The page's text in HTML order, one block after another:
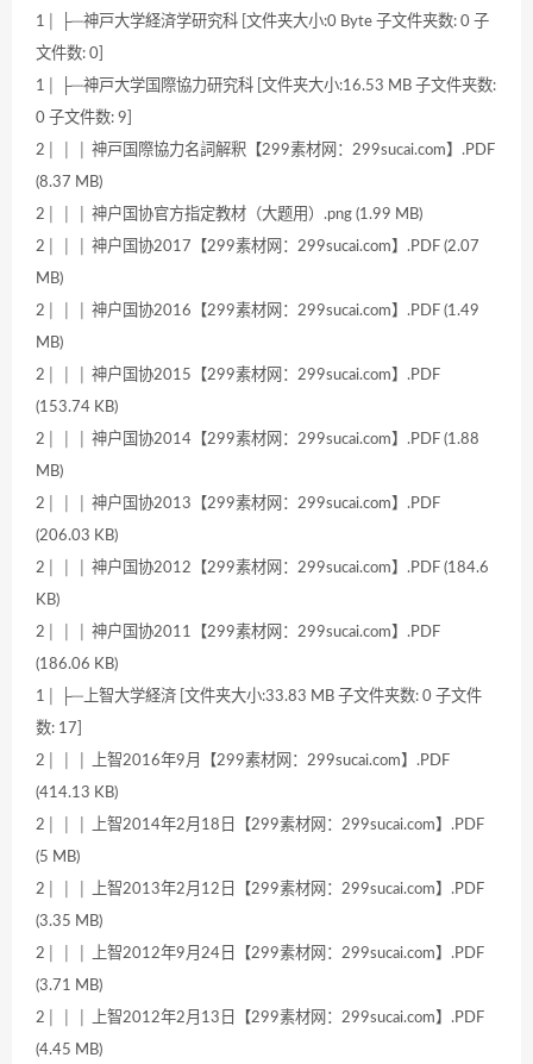
1│ ├─神戸大学経済学研究科 [文件夹大小:0 Byte 子文件夹数: 0 子
文件数: 0]
1│ ├─神戸大学国際協力研究科 [文件夹大小:16.53 MB 子文件夹数:
0 子文件数: 9]
2│ │ │ 神戸国際協力名詞解釈【299素材网：299sucai.com】.PDF
(8.37 MB)
2│ │ │ 神户国协官方指定教材（大题用）.png (1.99 MB)
2│ │ │ 神户国协2017【299素材网：299sucai.com】.PDF (2.07
MB)
2│ │ │ 神户国协2016【299素材网：299sucai.com】.PDF (1.49
MB)
2│ │ │ 神户国协2015【299素材网：299sucai.com】.PDF
(153.74 KB)
2│ │ │ 神户国协2014【299素材网：299sucai.com】.PDF (1.88
MB)
2│ │ │ 神户国协2013【299素材网：299sucai.com】.PDF
(206.03 KB)
2│ │ │ 神户国协2012【299素材网：299sucai.com】.PDF (184.6
KB)
2│ │ │ 神户国协2011【299素材网：299sucai.com】.PDF
(186.06 KB)
1│ ├─上智大学経済 [文件夹大小:33.83 MB 子文件夹数: 0 子文件
数: 17]
2│ │ │ 上智2016年9月【299素材网：299sucai.com】.PDF
(414.13 KB)
2│ │ │ 上智2014年2月18日【299素材网：299sucai.com】.PDF
(5 MB)
2│ │ │ 上智2013年2月12日【299素材网：299sucai.com】.PDF
(3.35 MB)
2│ │ │ 上智2012年9月24日【299素材网：299sucai.com】.PDF
(3.71 MB)
2│ │ │ 上智2012年2月13日【299素材网：299sucai.com】.PDF
(4.45 MB)